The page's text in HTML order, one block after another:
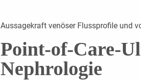
Aussagekraft venöser Flussprofile und
Point-of-Care-
Nephrologie